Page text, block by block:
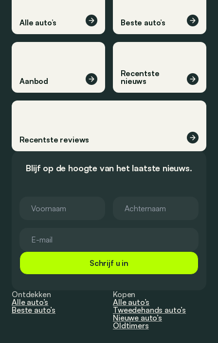
Alle auto’s Beste auto’s
Aanbod
Recentste
nieuws
Recentste reviews
Blijf op de hoogte van het laatste nieuws.
Schrijf u in
Ontdekken
Alle auto’s
Beste auto’s
Kopen
Alle auto’s
Tweedehands auto’s
Nieuwe auto’s
Oldtimers